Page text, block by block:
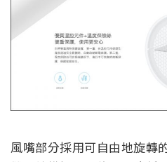
風嘴部分採用可自由地旋轉